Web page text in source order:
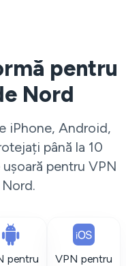
pentru
Nord
iPhone, Android,
până la 10
pentru VPN
pentru
VPN pentru